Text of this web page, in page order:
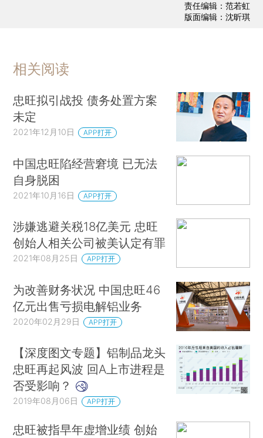
责任编辑：范若虹
版面编辑：沈昕琪
相关阅读
忠旺拟引战投 债务处置方案
未定
2021年12月10日 APP打开
中国忠旺陷经营窘境 已无法
自身脱困
2021年10月16日 APP打开
涉嫌逃避关税18亿美元 忠旺
创始人相关公司被美认定有罪
2021年08月25日 APP打开
为改善财务状况 中国忠旺46
亿元出售亏损电解铝业务
2020年02月29日 APP打开
【深度图文专题】铝制品龙头
忠旺再起风波 回A上市进程是
否受影响？
2019年08月06日 APP打开
忠旺被指早年虚增业绩 创始